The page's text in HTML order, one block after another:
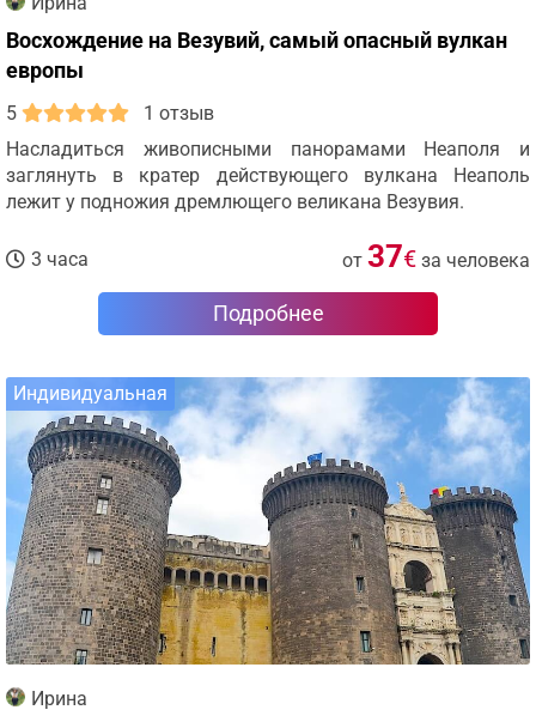
Восхождение на Везувий, самый опасный вулкан
европы
5
1 отзыв
Насладиться живописными панорамами Неаполя и
заглянуть в кратер действующего вулкана Неаполь
лежит у подножия дремлющего великана Везувия.
3 часа от 37€ за человека
Подробнее
Индивидуальная
Ирина